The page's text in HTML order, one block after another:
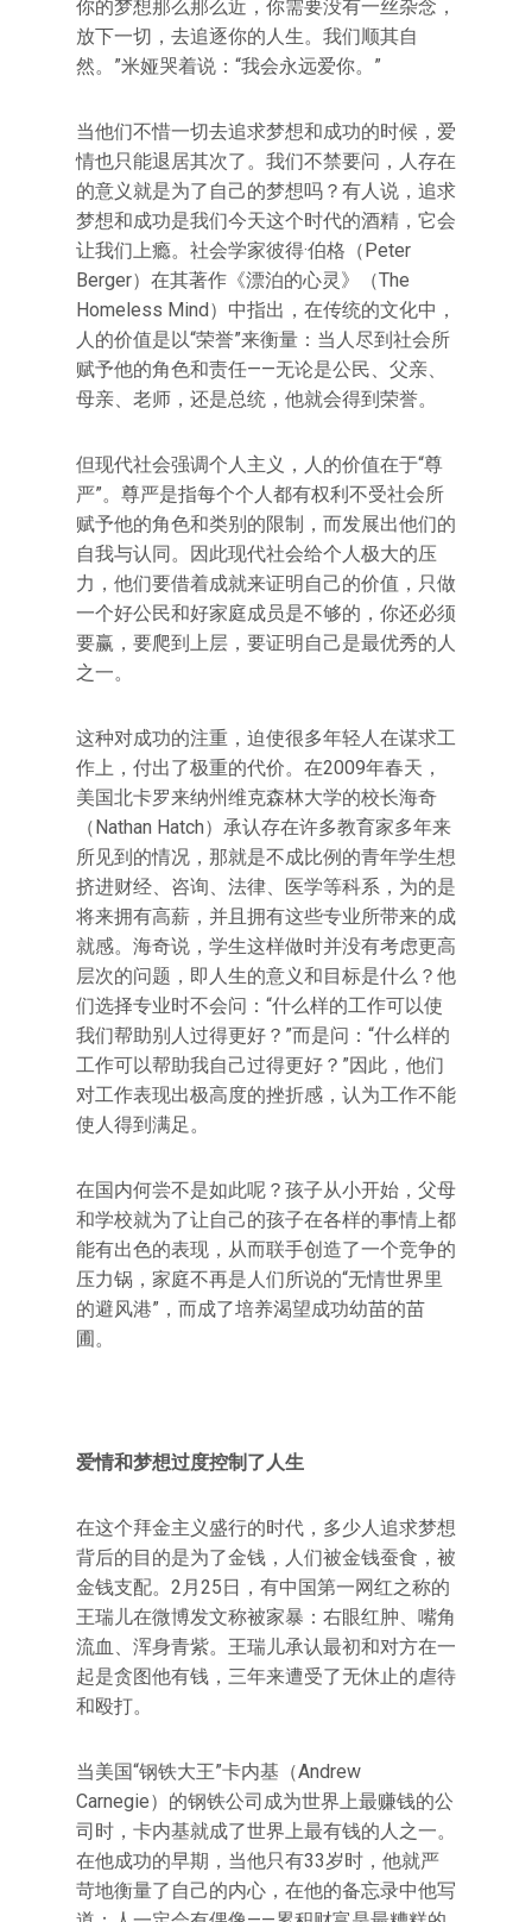
你的梦想那么那么近，你需要没有一丝杂念，
放下一切，去追逐你的人生。我们顺其自
然。”米娅哭着说：“我会永远爱你。”
当他们不惜一切去追求梦想和成功的时候，爱
情也只能退居其次了。我们不禁要问，人存在
的意义就是为了自己的梦想吗？有人说，追求
梦想和成功是我们今天这个时代的酒精，它会
让我们上瘾。社会学家彼得·伯格（Peter
Berger）在其著作《漂泊的心灵》（The
Homeless Mind）中指出，在传统的文化中，
人的价值是以“荣誉”来衡量：当人尽到社会所
赋予他的角色和责任——无论是公民、父亲、
母亲、老师，还是总统，他就会得到荣誉。
但现代社会强调个人主义，人的价值在于“尊
严”。尊严是指每个个人都有权利不受社会所
赋予他的角色和类别的限制，而发展出他们的
自我与认同。因此现代社会给个人极大的压
力，他们要借着成就来证明自己的价值，只做
一个好公民和好家庭成员是不够的，你还必须
要赢，要爬到上层，要证明自己是最优秀的人
之一。
这种对成功的注重，迫使很多年轻人在谋求工
作上，付出了极重的代价。在2009年春天，
美国北卡罗来纳州维克森林大学的校长海奇
（Nathan Hatch）承认存在许多教育家多年来
所见到的情况，那就是不成比例的青年学生想
挤进财经、咨询、法律、医学等科系，为的是
将来拥有高薪，并且拥有这些专业所带来的成
就感。海奇说，学生这样做时并没有考虑更高
层次的问题，即人生的意义和目标是什么？他
们选择专业时不会问：“什么样的工作可以使
我们帮助别人过得更好？”而是问：“什么样的
工作可以帮助我自己过得更好？”因此，他们
对工作表现出极高度的挫折感，认为工作不能
使人得到满足。
在国内何尝不是如此呢？孩子从小开始，父母
和学校就为了让自己的孩子在各样的事情上都
能有出色的表现，从而联手创造了一个竞争的
压力锅，家庭不再是人们所说的“无情世界里
的避风港”，而成了培养渴望成功幼苗的苗
圃。
爱情和梦想过度控制了人生
在这个拜金主义盛行的时代，多少人追求梦想
背后的目的是为了金钱，人们被金钱蚕食，被
金钱支配。2月25日，有中国第一网红之称的
王瑞儿在微博发文称被家暴：右眼红肿、嘴角
流血、浑身青紫。王瑞儿承认最初和对方在一
起是贪图他有钱，三年来遭受了无休止的虐待
和殴打。
当美国“钢铁大王”卡内基（Andrew
Carnegie）的钢铁公司成为世界上最赚钱的公
司时，卡内基就成了世界上最有钱的人之一。
在他成功的早期，当他只有33岁时，他就严
苛地衡量了自己的内心，在他的备忘录中他写